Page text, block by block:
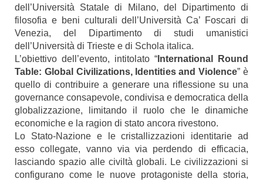
dell’Università Statale di Milano, del Dipartimento di
filosofia e beni culturali dell’Università Ca’ Foscari di
Venezia, del Dipartimento di studi umanistici
dell’Università di Trieste e di Schola italica.
L’obiettivo dell’evento, intitolato “ International Round
Table: Global Civilizations, Identities and Violence” è
quello di contribuire a generare una riflessione su una
governance consapevole, condivisa e democratica della
globalizzazione, limitando il ruolo che le dinamiche
economiche e la ragion di stato ancora rivestono.
Lo Stato-Nazione e le cristallizzazioni identitarie ad
esso collegate, vanno via via perdendo di efficacia,
lasciando spazio alle civiltà globali. Le civilizzazioni si
configurano come le nuove protagoniste della storia,